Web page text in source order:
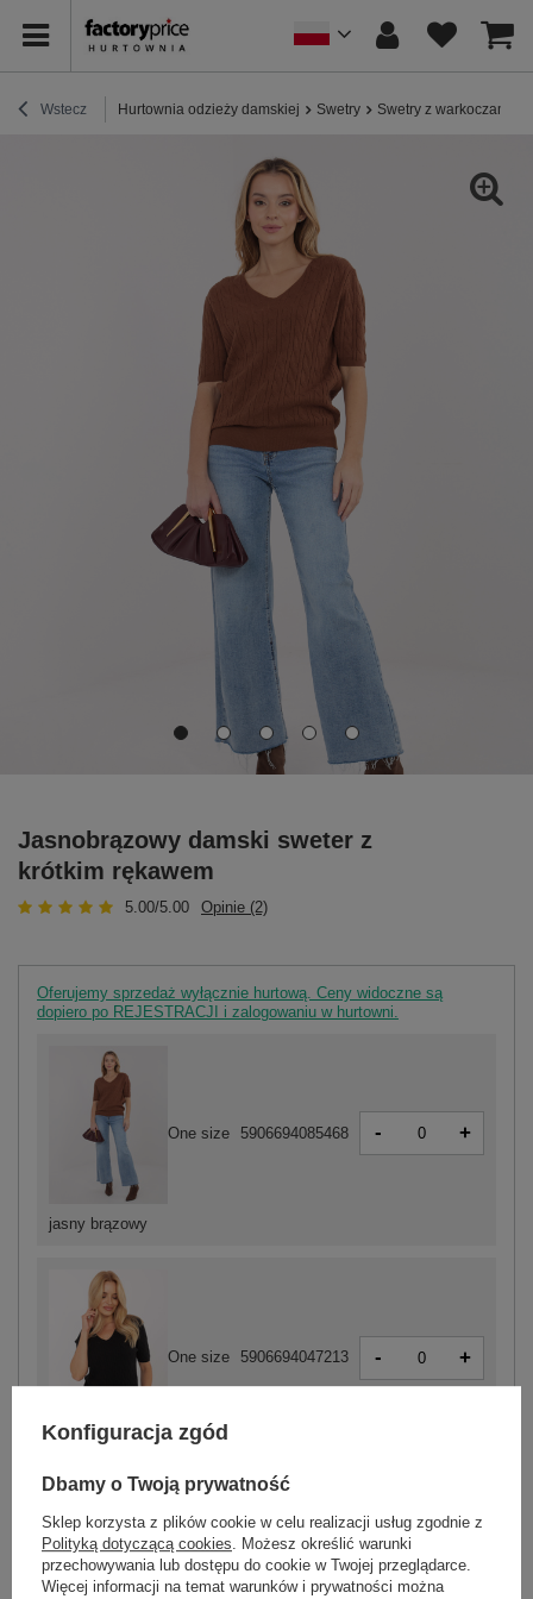
Wstecz Hurtownia odzieży damskiej Swetry Swetry z warkoczami
Jasnobrązowy damski sweter z
krótkim rękawem
5.00/5.00 Opinie (2)
Oferujemy sprzedaż wyłącznie hurtową. Ceny widoczne są
dopiero po REJESTRACJI i zalogowaniu w hurtowni.
One size 5906694047213 - +
jasny brązowy
One size 5906694085468 - +
ZALOGUJ SIĘ I ZOBACZ CENĘ
Konfiguracja zgód
Dbamy o Twoją prywatność
Sklep korzysta z plików cookie w celu realizacji usług zgodnie z
Polityką dotyczącą cookies . Możesz określić warunki
przechowywania lub dostępu do cookie w Twojej przeglądarce.
Więcej informacji na temat warunków i prywatności można